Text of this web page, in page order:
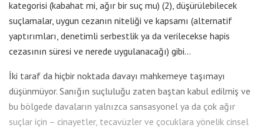
kategorisi (kabahat mi, ağır bir suç mu) (2), düşürülebilecek
suçlamalar, uygun cezanın niteliği ve kapsamı (alternatif
yaptırımları, denetimli serbestlik ya da verilecekse hapis
cezasının süresi ve nerede uygulanacağı) gibi…
İki taraf da hiçbir noktada davayı mahkemeye taşımayı
düşünmüyor. Sanığın suçluluğu zaten baştan kabul edilmiş ve
bu bölgede davaların yalnızca sansasyonel ya da çok ağır
suçlar için – cinayetler, tecavüzler ve çocuklara yönelik cinsel